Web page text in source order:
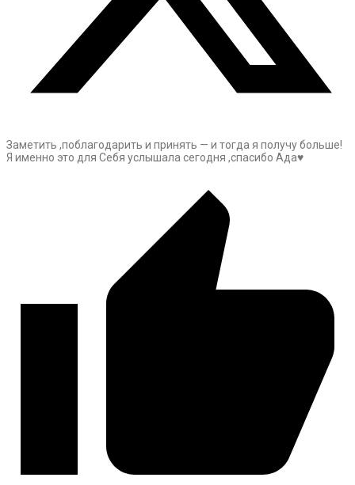
Заметить ,поблагодарить и принять — и тогда я получу больше!
Я именно это для Себя услышала сегодня ,спасибо Ада♥️